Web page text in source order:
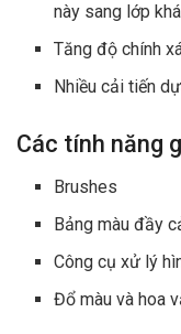
này sang lớp
Tăng độ chính
Nhiều cải tiến
Các tính năng
Brushes
Bảng màu đầy
Công cụ xử lý
Đổ màu và hoa